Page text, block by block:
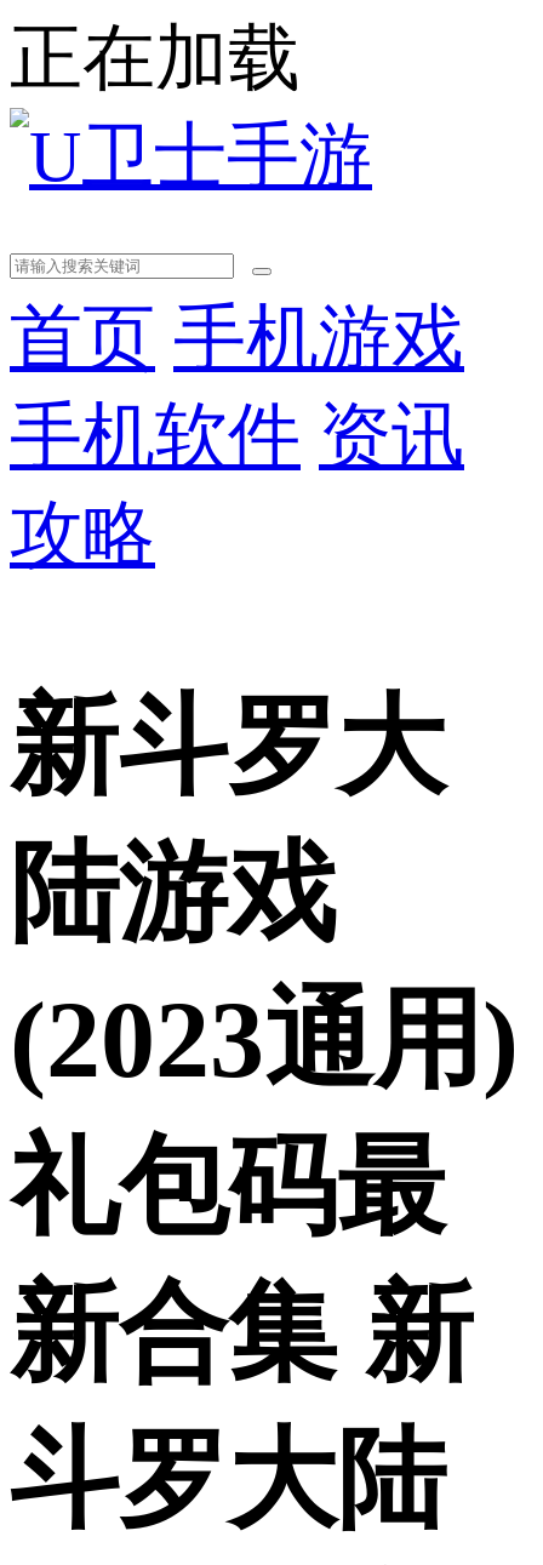
正在加载
首页 手机游戏
手机软件 资讯
攻略
新斗罗大
陆游戏
(2023通用)
礼包码最
新合集 新
斗罗大陆